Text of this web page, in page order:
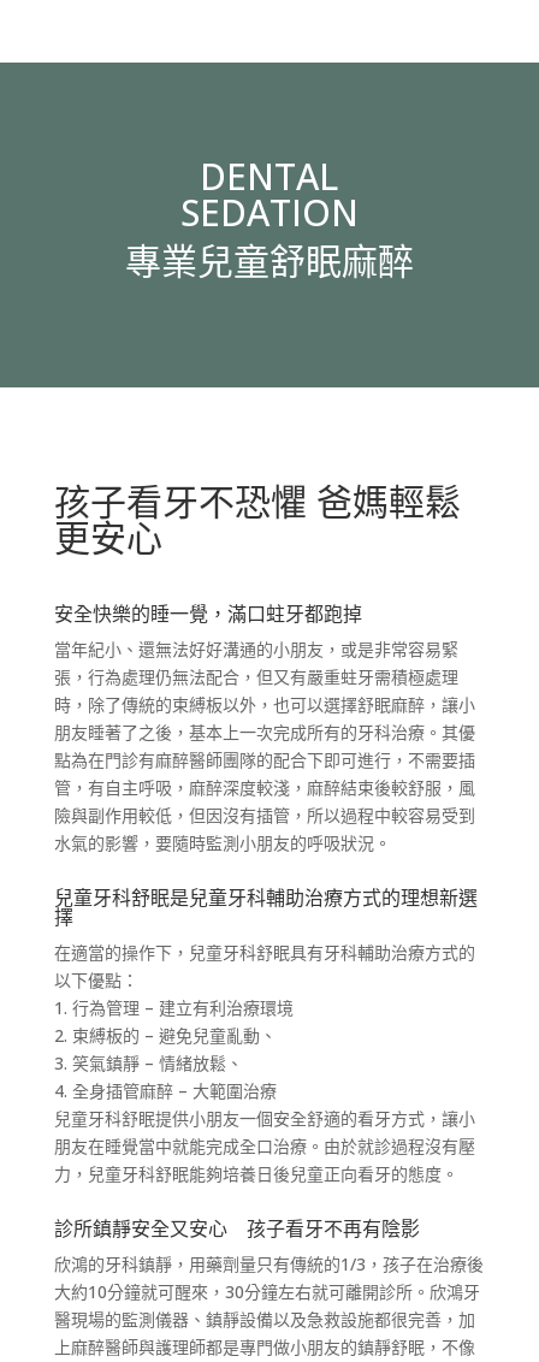
DENTAL
SEDATION
專業兒童舒眠麻醉
孩子看牙不恐懼 爸媽輕鬆
更安心
安全快樂的睡一覺，滿口蛀牙都跑掉
當年紀小、還無法好好溝通的小朋友，或是非常容易緊
張，行為處理仍無法配合，但又有嚴重蛀牙需積極處理
時，除了傳統的束縛板以外，也可以選擇舒眠麻醉，讓小
朋友睡著了之後，基本上一次完成所有的牙科治療。其優
點為在門診有麻醉醫師團隊的配合下即可進行，不需要插
管，有自主呼吸，麻醉深度較淺，麻醉結束後較舒服，風
險與副作用較低，但因沒有插管，所以過程中較容易受到
水氣的影響，要隨時監測小朋友的呼吸狀況。
兒童牙科舒眠是兒童牙科輔助治療方式的理想新選
擇
在適當的操作下，兒童牙科舒眠具有牙科輔助治療方式的
以下優點：
1. 行為管理 – 建立有利治療環境
2. 束縛板的 – 避免兒童亂動、
3. 笑氣鎮靜 – 情緒放鬆、
4. 全身插管麻醉 – 大範圍治療
兒童牙科舒眠提供小朋友一個安全舒適的看牙方式，讓小
朋友在睡覺當中就能完成全口治療。由於就診過程沒有壓
力，兒童牙科舒眠能夠培養日後兒童正向看牙的態度。
診所鎮靜安全又安心 孩子看牙不再有陰影
欣鴻的牙科鎮靜，用藥劑量只有傳統的1/3，孩子在治療後
大約10分鐘就可醒來，30分鐘左右就可離開診所。欣鴻牙
醫現場的監測儀器、鎮靜設備以及急救設施都很完善，加
上麻醉醫師與護理師都是專門做小朋友的鎮靜舒眠，不像